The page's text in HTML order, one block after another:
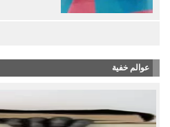
عوالم خفية